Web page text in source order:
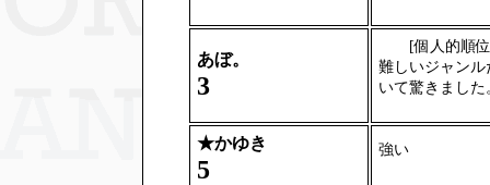
あぼ。
3
[個人的順位 :
難しいジャン
いて驚きました
★かゆき
5
強い